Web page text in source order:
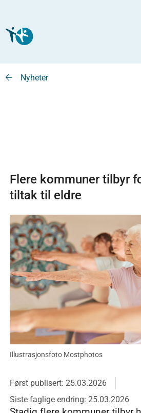
Nyheter
Flere kommuner tilbyr
tiltak til eldre
Illustrasjonsfoto Mostphotos
Først publisert: 25.03.2026
Siste faglige endring: 25.03.2026